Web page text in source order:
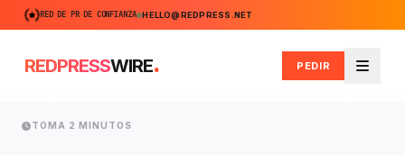
RED DE PR DE CONFIANZA HELLO@REDPRESS.NET
REDPRESSWIRE. PEDIR
Menú
TOMA 2 MINUTOS